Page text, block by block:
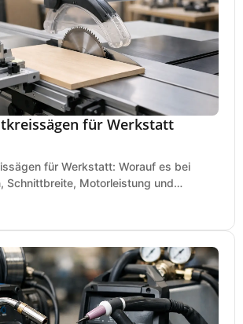
für Werkstatt
für Werkstatt: Worauf es bei
Schnittbreite, Motorleistung und